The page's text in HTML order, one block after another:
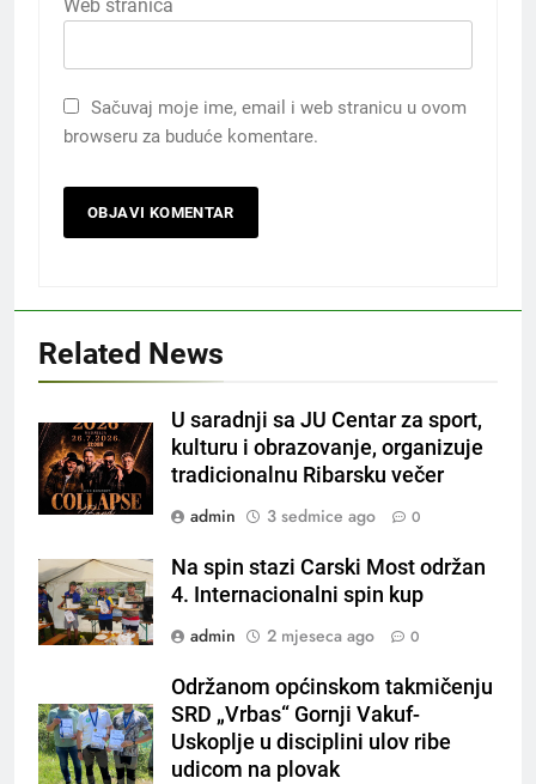
Web stranica
Sačuvaj moje ime, email i web stranicu u ovom
browseru za buduće komentare.
Related News
U saradnji sa JU Centar za sport,
kulturu i obrazovanje, organizuje
tradicionalnu Ribarsku večer
admin
3 sedmice ago 0
Na spin stazi Carski Most održan
4. Internacionalni spin kup
admin
2 mjeseca ago 0
Održanom općinskom takmičenju
SRD „Vrbas“ Gornji Vakuf-
Uskoplje u disciplini ulov ribe
udicom na plovak